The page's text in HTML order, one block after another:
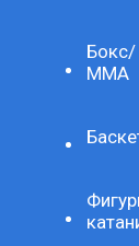
Бокс/
ММА